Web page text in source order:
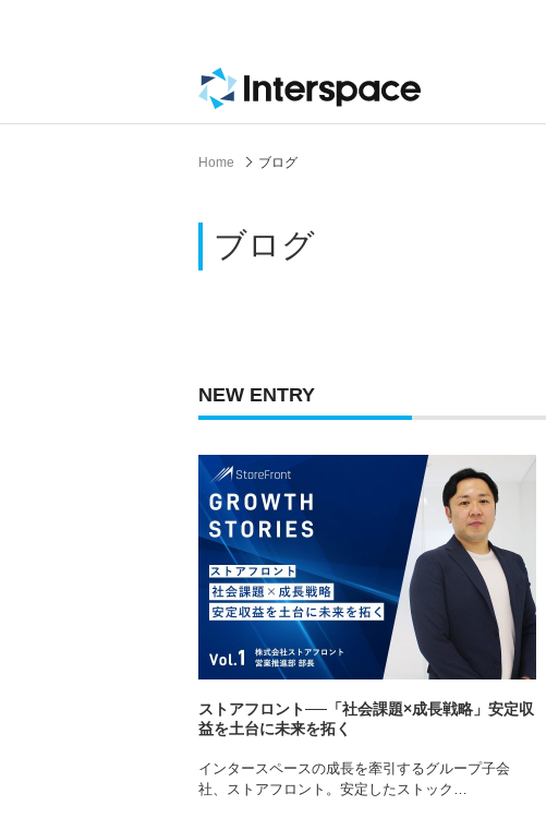
Home ブログ
ブログ
NEW ENTRY
ストアフロント──「社会課題×成長戦略」安定収
益を土台に未来を拓く
インタースペースの成長を牽引するグループ子会
社、ストアフロント。安定したストック…